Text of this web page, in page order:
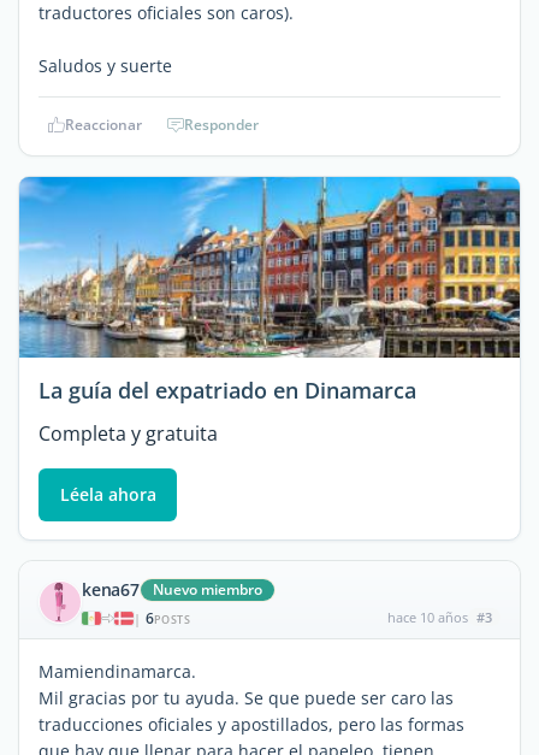
traductores oficiales son caros).
Saludos y suerte
Reaccionar Responder
La guía del expatriado en Dinamarca
Completa y gratuita
Léela ahora
kena67 Nuevo miembro
| 6POSTS hace 10 años #3
Mamiendinamarca.
Mil gracias por tu ayuda. Se que puede ser caro las
traducciones oficiales y apostillados, pero las formas